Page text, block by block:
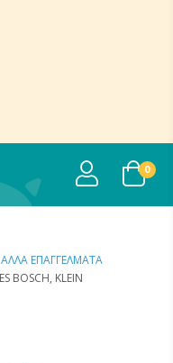
USER 0
ΑΛΛΑ ΕΠΑΓΓΈΛΜΑΤΑ
BOSCH, KLEIN